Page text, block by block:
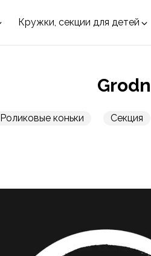
Кружки, секции для детей
Роликовые коньки Секция